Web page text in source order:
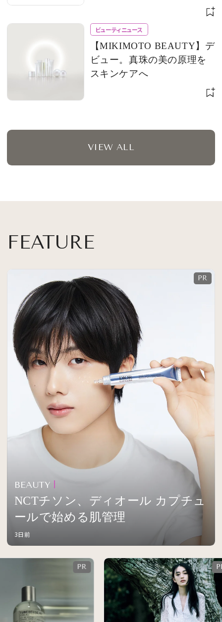
ビューティニュース
【MIKIMOTO BEAUTY】デ
ビュー。真珠の美の原理を
スキンケアへ
VIEW ALL
FEATURE
BEAUTY
NCTチソン、ディオール カプチュ
ールで始める肌管理
3日前